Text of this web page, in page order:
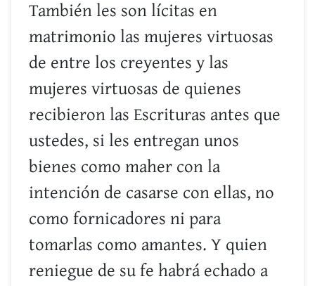
También les son lícitas en
matrimonio las mujeres virtuosas
de entre los creyentes y las
mujeres virtuosas de quienes
recibieron las Escrituras antes que
ustedes, si les entregan unos
bienes como maher con la
intención de casarse con ellas, no
como fornicadores ni para
tomarlas como amantes. Y quien
reniegue de su fe habrá echado a